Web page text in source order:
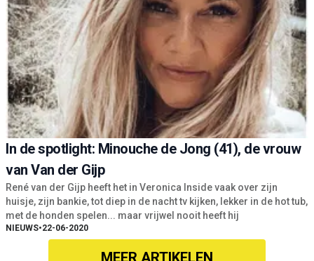
In de spotlight: Minouche de Jong (41), de vrouw
van Van der Gijp
René van der Gijp heeft het in Veronica Inside vaak over zijn
huisje, zijn bankie, tot diep in de nacht tv kijken, lekker in de hot tub,
met de honden spelen... maar vrijwel nooit heeft hij
NIEUWS•22-06-2020
MEER ARTIKELEN